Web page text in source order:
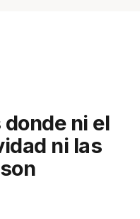
ni el
ni las